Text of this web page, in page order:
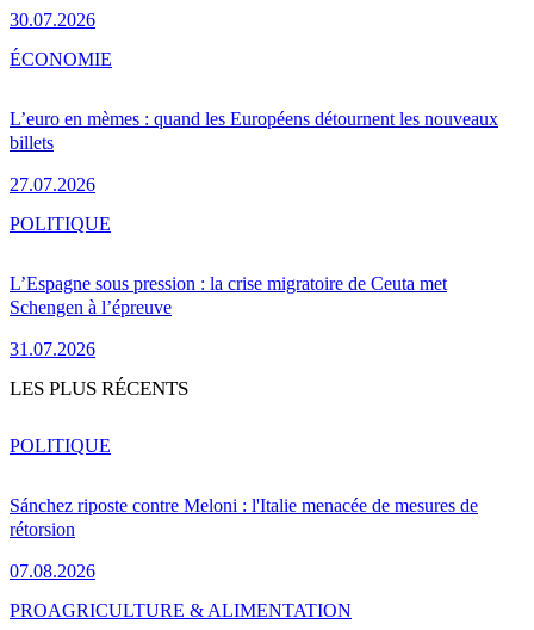
30.07.2026
L’euro en mèmes : quand les Européens détournent les nouveaux
billets
27.07.2026
ÉCONOMIE
L’Espagne sous pression : la crise migratoire de Ceuta met
Schengen à l’épreuve
31.07.2026
POLITIQUE
LES PLUS RÉCENTS
Sánchez riposte contre Meloni : l'Italie menacée de mesures de
rétorsion
07.08.2026
POLITIQUE
PROAGRICULTURE & ALIMENTATION